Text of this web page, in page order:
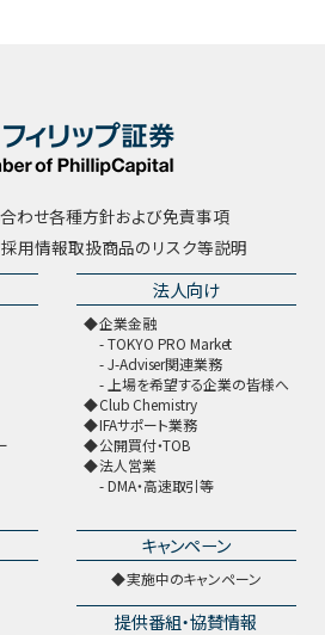
わせ各種方針および免責事項
採用情報取扱商品のリスク等説明
法人向け
企業金融
TOKYO PRO Market
J-Adviser関連業務
上場を希望する企業の皆様へ
Club Chemistry
IFAサポート業務
公開買付・TOB
法人営業
DMA・高速取引等
キャンペーン
実施中のキャンペーン
提供番組・協賛情報